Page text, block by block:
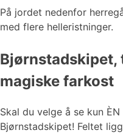
På jordet nedenfor
med flere helleristninger.
magiske farkost
Skal du velge å se kun
Bjørnstadskipet! Feltet